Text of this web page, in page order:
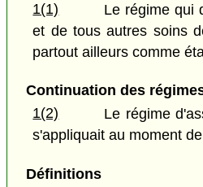
1(1)
Le régime qui
et de tous autres soins
partout ailleurs comme
Continuation des
1(2)
Le régime
s'appliquait au moment
Définitions